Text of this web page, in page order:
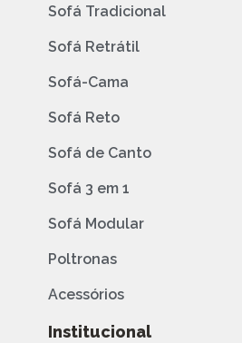
Sofá Tradicional
Sofá Retrátil
Sofá-Cama
Sofá Reto
Sofá de Canto
Sofá 3 em 1
Sofá Modular
Poltronas
Acessórios
Institucional